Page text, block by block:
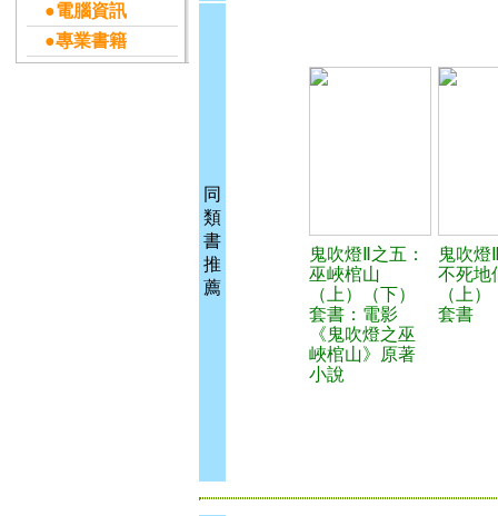
●電腦資訊
●專業書籍
同
類
書
推
薦
鬼吹燈Ⅱ之五：
巫峽棺山
（上）（下）
套書：電影
《鬼吹燈之巫
峽棺山》原著
小說
鬼吹燈
不死地
（上
套書